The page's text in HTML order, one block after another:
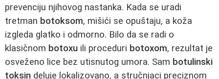
prevenciju njihovog nastanka. Kada se uradi
tretman botoksom, mišići se opuštaju, a koža
izgleda glatko i odmorno. Bilo da se radi o
klasičnom botoxu ili proceduri botoxom, rezultat je
osveženo lice bez utisnutog umora. Sam botulinski
toksin deluje lokalizovano, a stručnjaci preciznom